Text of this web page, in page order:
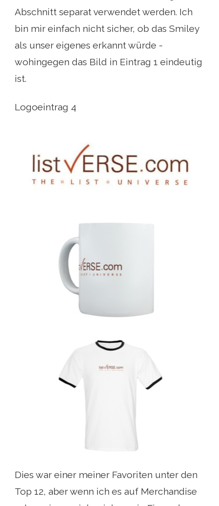
Abschnitt separat verwendet werden. Ich
bin mir einfach nicht sicher, ob das Smiley
als unser eigenes erkannt würde -
wohingegen das Bild in Eintrag 1 eindeutig
ist.
Logoeintrag 4
Dies war einer meiner Favoriten unter den
Top 12, aber wenn ich es auf Merchandise